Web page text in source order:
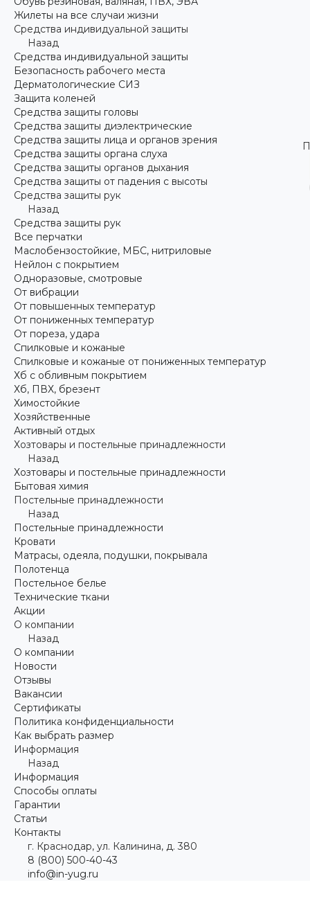
Жилеты на все случаи жизни
Средства индивидуальной защиты
Назад
Средства индивидуальной защиты
Безопасность рабочего места
Дерматологические СИЗ
Защита коленей
Средства защиты головы
Средства защиты диэлектрические
Средства защиты лица и органов зрения
Средства защиты органа слуха
Средства защиты органов дыхания
Средства защиты от падения с высоты
Средства защиты рук
Назад
Средства защиты рук
Все перчатки
Маслобензостойкие, МБС, нитриловые
Нейлон с покрытием
Одноразовые, смотровые
От вибрации
От повышенных температур
От пониженных температур
От пореза, удара
Спилковые и кожаные
Спилковые и кожаные от пониженных температур
Хб с обливным покрытием
Хб, ПВХ, брезент
Химостойкие
Хозяйственные
Активный отдых
Хозтовары и постельные принадлежности
Назад
Хозтовары и постельные принадлежности
Бытовая химия
Постельные принадлежности
Назад
Постельные принадлежности
Кровати
Матрасы, одеяла, подушки, покрывала
Полотенца
Постельное белье
Технические ткани
Акции
О компании
Назад
О компании
Новости
Отзывы
Вакансии
Сертификаты
Политика конфиденциальности
Как выбрать размер
Информация
Назад
Информация
Способы оплаты
Гарантии
Статьи
Контакты
г. Краснодар, ул. Калинина, д. 380
8 (800) 500-40-43
info@in-yug.ru